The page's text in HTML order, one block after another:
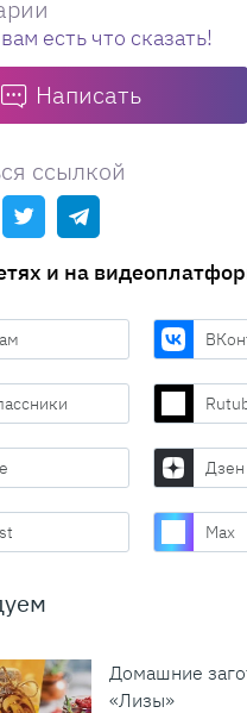
есть что сказать!
Написать
ссылкой
и на
Дзен
Max
Домашние
«Лизы»